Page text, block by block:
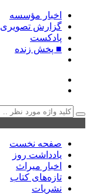
اخبار مؤسسه
گزارش تصویری
پادکست‌
■ پخش زنده
صفحه نخست
یادداشت روز
اخبار میراث
تازه‌های کتاب
نشریات